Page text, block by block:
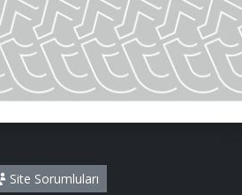
Site Sorumluları